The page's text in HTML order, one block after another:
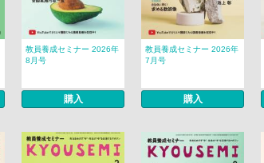
教員養成セミナー 2026年
8月号
購入
教員養成セミナー 2026年
7月号
購入